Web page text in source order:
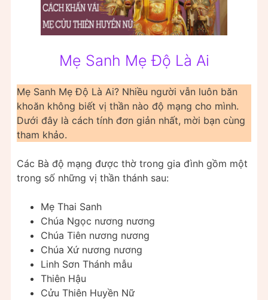
Mẹ Sanh Mẹ Độ Là Ai
Mẹ Sanh Mẹ Độ Là Ai? Nhiều người vẫn luôn băn
khoăn không biết vị thần nào độ mạng cho mình.
Dưới đây là cách tính đơn giản nhất, mời bạn cùng
tham khảo.
Các Bà độ mạng được thờ trong gia đình gồm một
trong số những vị thần thánh sau:
Mẹ Thai Sanh
Chúa Ngọc nương nương
Chúa Tiên nương nương
Chúa Xứ nương nương
Linh Sơn Thánh mẫu
Thiên Hậu
Cửu Thiên Huyền Nữ